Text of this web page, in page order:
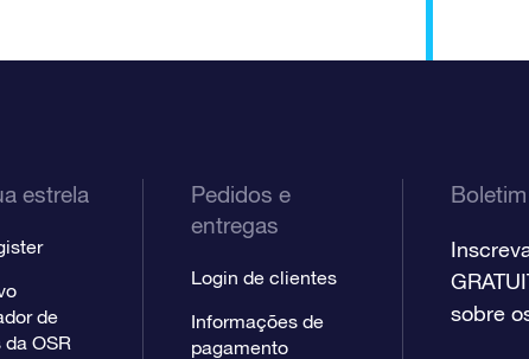
estrela
de
da OSR
Pedidos e
entregas
Login de clientes
Informações de
pagamento
sobre